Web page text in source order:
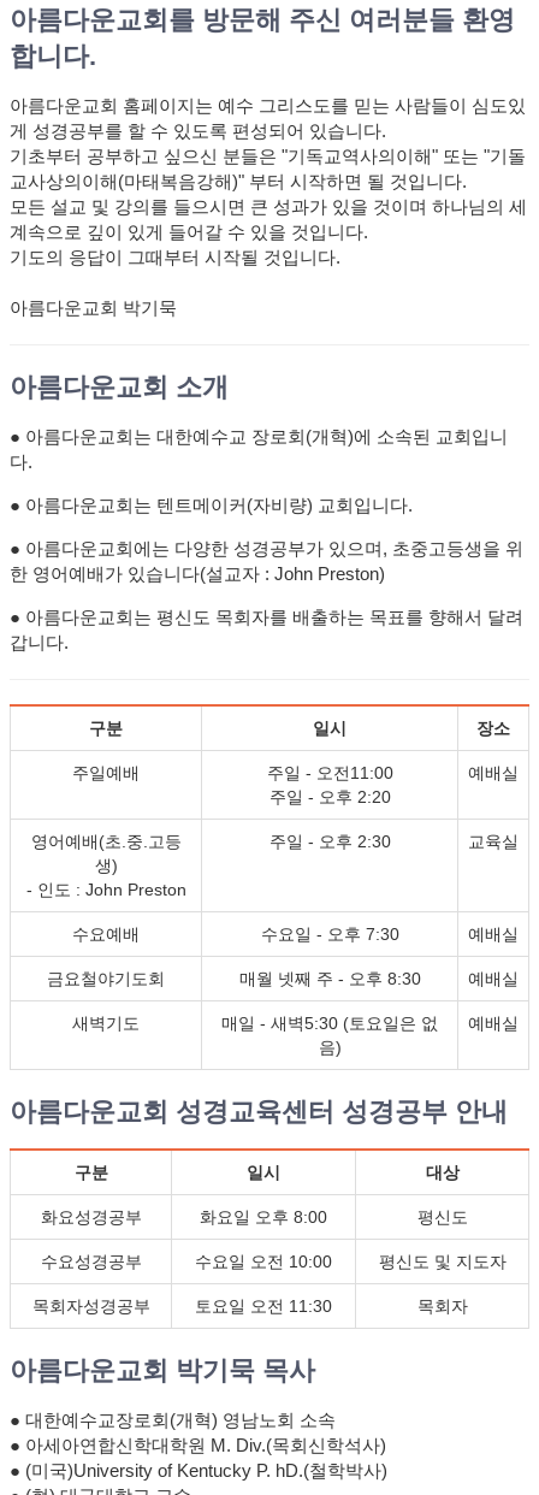
아름다운교회를 방문해 주신 여러분들 환영
합니다.
아름다운교회 홈페이지는 예수 그리스도를 믿는 사람들이 심도있
게 성경공부를 할 수 있도록 편성되어 있습니다.
기초부터 공부하고 싶으신 분들은 "기독교역사의이해" 또는 "기돌
교사상의이해(마태복음강해)" 부터 시작하면 될 것입니다.
모든 설교 및 강의를 들으시면 큰 성과가 있을 것이며 하나님의 세
계속으로 깊이 있게 들어갈 수 있을 것입니다.
기도의 응답이 그때부터 시작될 것입니다.
아름다운교회 박기묵
아름다운교회 소개
● 아름다운교회는 대한예수교 장로회(개혁)에 소속된 교회입니
다.
● 아름다운교회는 텐트메이커(자비량) 교회입니다.
● 아름다운교회에는 다양한 성경공부가 있으며, 초중고등생을 위
한 영어예배가 있습니다(설교자 : John Preston)
● 아름다운교회는 평신도 목회자를 배출하는 목표를 향해서 달려
갑니다.
구분 일시 장소
주일예배
주일 - 오전11:00
주일 - 오후 2:20
예배실
영어예배(초.중.고등
생)
- 인도 : John Preston
주일 - 오후 2:30 교육실
수요예배 수요일 - 오후 7:30 예배실
금요철야기도회 매월 넷째 주 - 오후 8:30 예배실
새벽기도
매일 - 새벽5:30 (토요일은 없
음)
예배실
아름다운교회 성경교육센터 성경공부 안내
구분 일시 대상
화요성경공부 화요일 오후 8:00 평신도
수요성경공부 수요일 오전 10:00 평신도 및 지도자
목회자성경공부 토요일 오전 11:30 목회자
아름다운교회 박기묵 목사
● 대한예수교장로회(개혁) 영남노회 소속
● 아세아연합신학대학원 M. Div.(목회신학석사)
● (미국)University of Kentucky P. hD.(철학박사)